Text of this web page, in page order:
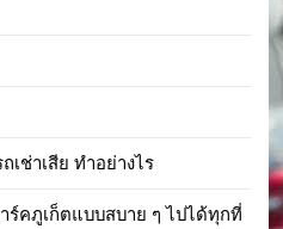
ช่าเสีย ทำอย่างไร
ร์คภูเก็ตแบบสบาย ๆ ไปได้ทุกที่